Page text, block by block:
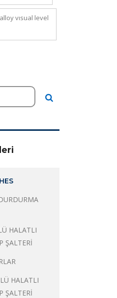
visual level
HALATLI
ŞALTERİ
HALATLI
ŞALTERİ